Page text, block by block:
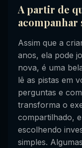
A partir de
acompanhar
Assim que a
anos, ela pode
nova, é uma
lê as pistas em
perguntas e
transforma o
compartilhado,
escolhendo
simples.